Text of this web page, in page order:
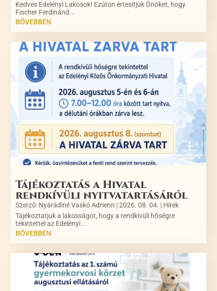
Kedves Edelényi Lakosok! Ezúton értesítjük Önöket, hogy
Fischer Ferdinánd...
BŐVEBBEN
Tájékoztatás a Hivatal
rendkívüli nyitvatartásáról
Szerző: Nyárádiné Vaskó Adrienn |2026. 08. 04. | Hírek
Tájékoztatjuk a lakosságot, hogy a rendkívüli hőségre
tekintettel az Edelényi...
BŐVEBBEN